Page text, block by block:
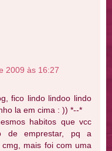
2009 às 16:27
fico lindo lindoo lindo
la em cima : )) *--*
habitos que vcc
de emprestar, pq a
mais foi com uma